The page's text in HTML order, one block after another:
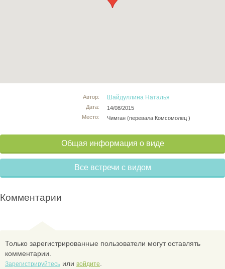
Автор:
Дата:
Место:
Шайдуллина Наталья
14/08/2015
Чимган (перевала Комсомолец )
Общая информация о виде
Все встречи с видом
Комментарии
Только зарегистрированные пользователи могут оставлять
комментарии.
Зарегистрируйтесь или войдите